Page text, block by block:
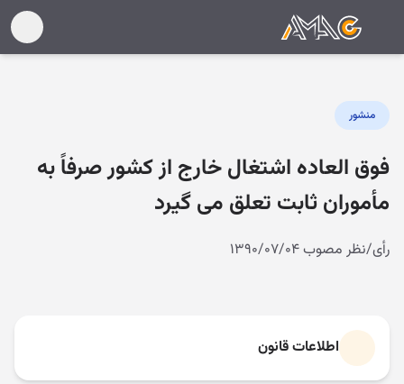
منشور
فوق العاده اشتغال خارج از کشور صرفاً به
مأموران ثابت تعلق می گیرد
رأی/نظر مصوب ۱۳۹۰/۰۷/۰۴
اطلاعات قانون